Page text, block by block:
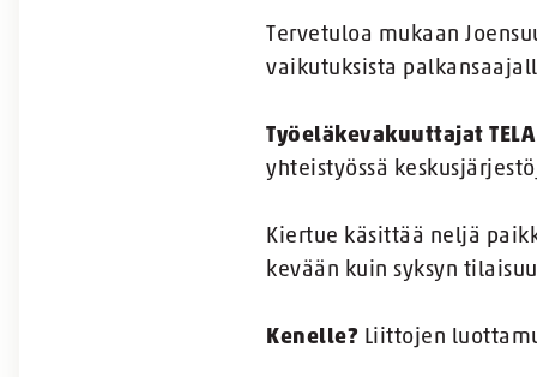
Tervetuloa mukaan
vaikutuksista
Työeläkevakuuttajat
yhteistyössä
Kiertue käsittää neljä
kevään kuin syksyn
Kenelle? Liittojen